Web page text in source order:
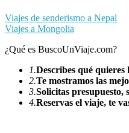
Viajes de senderismo a Nepal
Viajes a Mongolia
¿Qué es BuscoUnViaje.com?
1.Describes qué
2.Te mostramos las
3.Solicitas presupuesto,
4.Reservas el viaje, te